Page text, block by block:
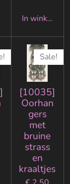
In
Sale!
[10035]
Oorhan
gers
met
bruine
strass
en
kraaltjes